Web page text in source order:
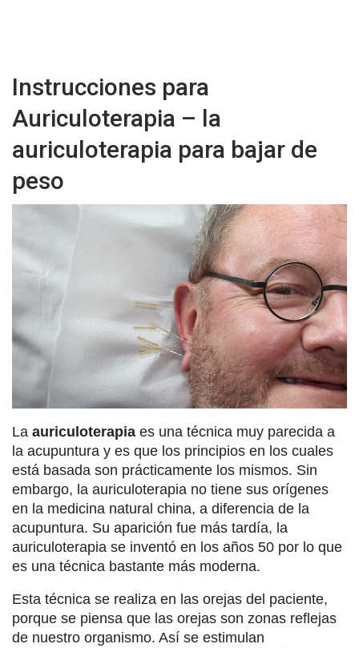
Instrucciones para
Auriculoterapia – la
auriculoterapia para bajar de
peso
La auriculoterapia es una técnica muy parecida a
la acupuntura y es que los principios en los cuales
está basada son prácticamente los mismos. Sin
embargo, la auriculoterapia no tiene sus orígenes
en la medicina natural china, a diferencia de la
acupuntura. Su aparición fue más tardía, la
auriculoterapia se inventó en los años 50 por lo que
es una técnica bastante más moderna.
Esta técnica se realiza en las orejas del paciente,
porque se piensa que las orejas son zonas reflejas
de nuestro organismo. Así se estimulan